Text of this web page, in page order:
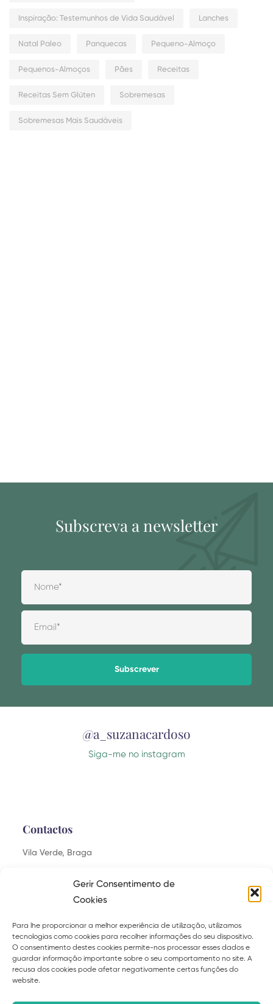
Gerir Consentimento de
Cookies
Para lhe proporcionar a melhor experiência de utilização, utilizamos
tecnologias como cookies para recolher informações do seu dispositivo.
O consentimento destes cookies permite-nos processar esses dados e
guardar informação importante sobre o seu comportamento no site. A
recusa dos cookies pode afetar negativamente certas funções do
website.
Inspiração: Testemunhos de Vida Saudável Lanches
Natal Paleo Panquecas Pequeno-Almoço
Pequenos-Almoços Pães Receitas
Receitas Sem Glúten Sobremesas
Sobremesas Mais Saudáveis
Subscreva a newsletter
@a_suzanacardoso
Siga-me no instagram
Contactos
Vila Verde, Braga
Explora
Sobre Serviços